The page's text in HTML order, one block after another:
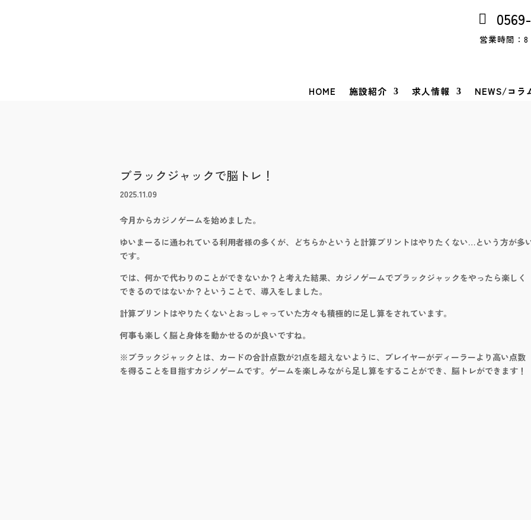
営業時間：8
HOME 施設紹介 求人情報 NEWS/コラ
ブラックジャックで脳トレ！
2025.11.09
今月からカジノゲームを始めました。
ゆいまーるに通われている利用者様の多くが、どちらかというと計算プリントはやりたくない…という方が多
です。
では、何かで代わりのことができないか？と考えた結果、カジノゲームでブラックジャックをやったら楽しく
できるのではないか？ということで、導入をしました。
計算プリントはやりたくないとおっしゃっていた方々も積極的に足し算をされています。
何事も楽しく脳と身体を動かせるのが良いですね。
※ブラックジャックとは、カードの合計点数が21点を超えないように、プレイヤーがディーラーより高い点数
を得ることを目指すカジノゲームです。ゲームを楽しみながら足し算をすることができ、脳トレができます！